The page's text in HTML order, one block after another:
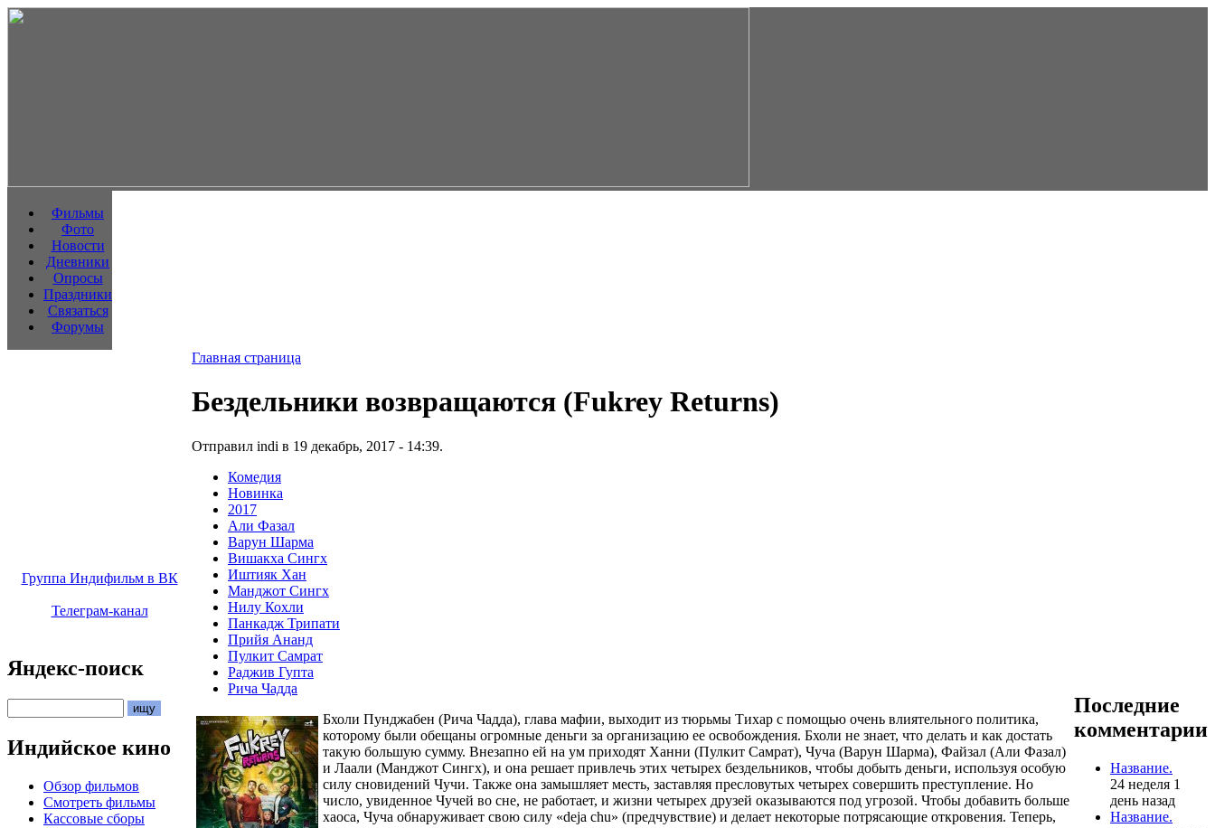
Фильмы
Фото
Новости
Дневники
Опросы
Праздники
Связаться
Форумы
Группа Индифильм в ВК
Телеграм-канал
Яндекс-поиск
Индийское кино
Обзор фильмов
Смотреть фильмы
Кассовые сборы
Главная страница
Бездельники возвращаются (Fukrey Returns)
Отправил indi в 19 декабрь, 2017 - 14:39.
Комедия
Новинка
2017
Али Фазал
Варун Шарма
Вишакха Сингх
Иштияк Хан
Манджот Сингх
Нилу Кохли
Панкадж Трипати
Прийя Ананд
Пулкит Самрат
Раджив Гупта
Рича Чадда
Бхоли Пунджабен (Рича Чадда), глава мафии, выходит из тюрьмы Тихар с помощью очень влиятельного политика,
которому были обещаны огромные деньги за организацию ее освобождения. Бхоли не знает, что делать и как достать
такую ​​большую сумму. Внезапно ей на ум приходят Ханни (Пулкит Самрат), Чуча (Варун Шарма), Файзал (Али Фазал)
и Лаали (Манджот Сингх), и она решает привлечь этих четырех бездельников, чтобы добыть деньги, используя особую
силу сновидений Чучи. Также она замышляет месть, заставляя пресловутых четырех совершить преступление. Но
число, увиденное Чучей во сне, не работает, и жизни четырех друзей оказываются под угрозой. Чтобы добавить больше
хаоса, Чуча обнаруживает свою силу «deja chu» (предчувствие) и делает некоторые потрясающие откровения. Теперь,
Последние
комментарии
Название.
24 неделя 1
день назад
Название.